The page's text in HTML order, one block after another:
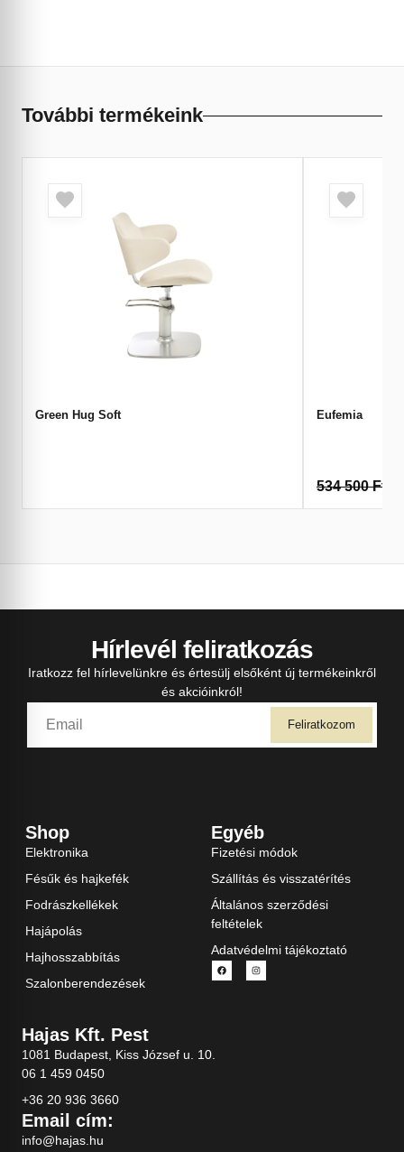
További termékeink
Green Hug Soft Eufemia
534 500Ft
Hírlevél feliratkozás
Iratkozz fel hírlevelünkre és értesülj elsőként új termékeinkről
és akcióinkról!
Feliratkozom
Shop
Elektronika
Fésűk és hajkefék
Fodrászkellékek
Hajápolás
Hajhosszabbítás
Szalonberendezések
Egyéb
Fizetési módok
Szállítás és visszatérítés
Általános szerződési
feltételek
Adatvédelmi tájékoztató
Hajas Kft. Pest
1081 Budapest, Kiss József u. 10.
06 1 459 0450
+36 20 936 3660
Email cím:
info@hajas.hu